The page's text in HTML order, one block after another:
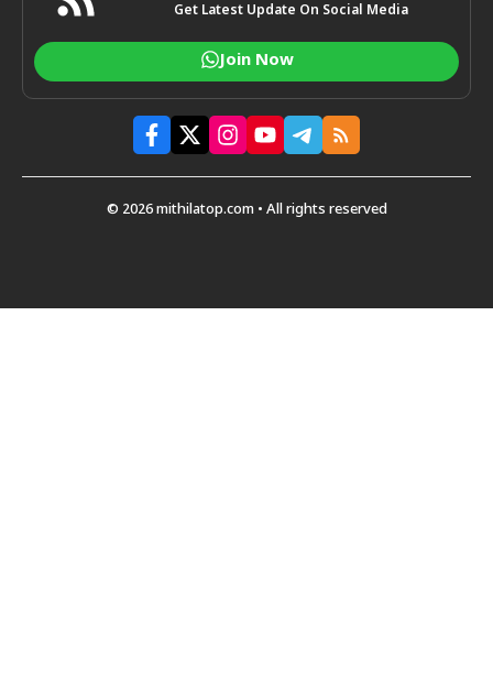
Get Latest Update On Social Media
Join Now
© 2026 mithilatop.com • All rights reserved